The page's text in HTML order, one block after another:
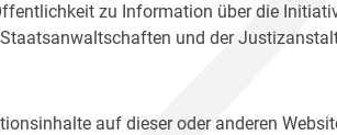
zu Information über die
und der
auf dieser oder anderen